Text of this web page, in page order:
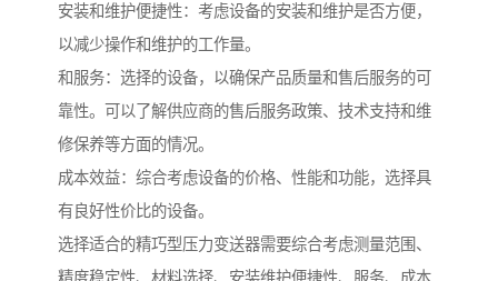
安装和维护便捷性：考虑设备的安装和维护是否方便，
以减少操作和维护的工作量。
和服务：选择的设备，以确保产品质量和售后服务的可
靠性。可以了解供应商的售后服务政策、技术支持和维
修保养等方面的情况。
成本效益：综合考虑设备的价格、性能和功能，选择具
有良好性价比的设备。
选择适合的精巧型压力变送器需要综合考虑测量范围、